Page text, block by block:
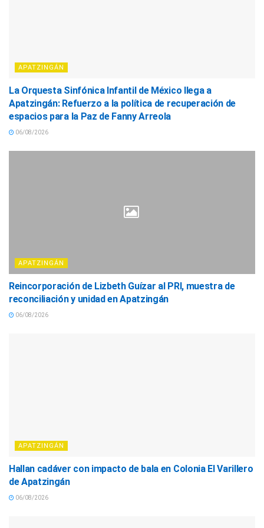
APATZINGÁN
La Orquesta Sinfónica Infantil de México llega a
Apatzingán: Refuerzo a la política de recuperación de
espacios para la Paz de Fanny Arreola
06/08/2026
APATZINGÁN
Reincorporación de Lizbeth Guízar al PRI, muestra de
reconciliación y unidad en Apatzingán
06/08/2026
APATZINGÁN
Hallan cadáver con impacto de bala en Colonia El Varillero
de Apatzingán
06/08/2026